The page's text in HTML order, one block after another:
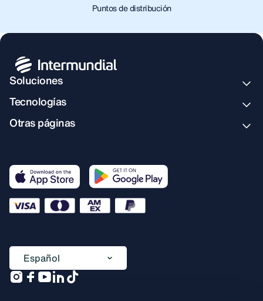
Puntos de distribución
Soluciones
Tecnologías
Otras páginas
Español